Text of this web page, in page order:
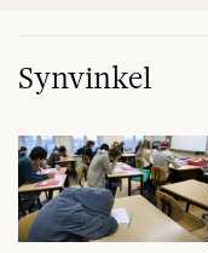
Synvinkel